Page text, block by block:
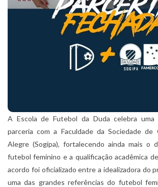
A Escola de Futebol da Duda celebra uma
parceria com a Faculdade da Sociedade
Alegre (Sogipa), fortalecendo ainda mais o
futebol feminino e a qualificação acadêmica
acordo foi oficializado entre a idealizadora do
uma das grandes referências do futebol